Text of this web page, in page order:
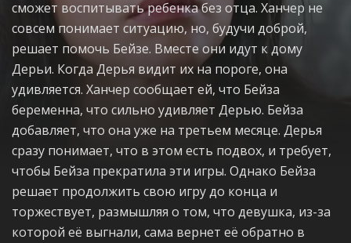
сможет воспитывать ребенка без отца. Ханчер не
совсем понимает ситуацию, но, будучи доброй,
решает помочь Бейзе. Вместе они идут к дому
Дерьи. Когда Дерья видит их на пороге, она
удивляется. Ханчер сообщает ей, что Бейза
беременна, что сильно удивляет Дерью. Бейза
добавляет, что она уже на третьем месяце. Дерья
сразу понимает, что в этом есть подвох, и требует,
чтобы Бейза прекратила эти игры. Однако Бейза
решает продолжить свою игру до конца и
торжествует, размышляя о том, что девушка, из-за
которой её выгнали, сама вернет её обратно в